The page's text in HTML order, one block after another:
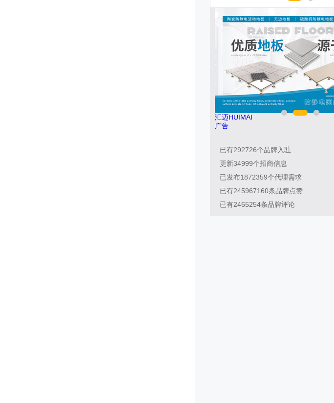
汇迈HUIMAI
广告
已有292726个品牌入驻
更新34999个招商信息
已发布1872359个代理需求
已有245967160条品牌点赞
已有2465254条品牌评论